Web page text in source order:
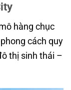
hàng chục
cách quy
thị sinh thái –